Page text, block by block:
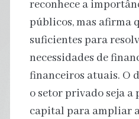
reconhece a
públicos, mas afirma
suficientes para
necessidades de
financeiros atuais. O
o setor privado seja
capital para ampliar